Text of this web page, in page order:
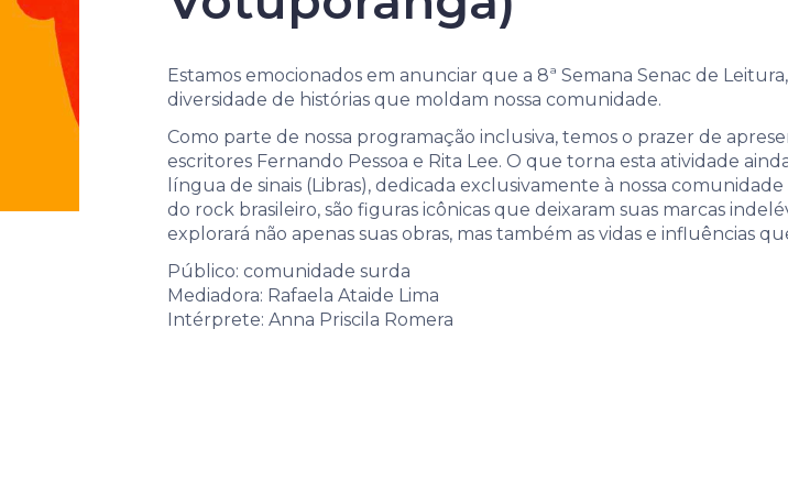
Estamos emocionados em anunciar que a 8ª Semana Senac de
diversidade de histórias que moldam nossa comunidade.
Como parte de nossa programação inclusiva, temos o prazer de
escritores Fernando Pessoa e Rita Lee. O que torna esta atividade
língua de sinais (Libras), dedicada exclusivamente à nossa
do rock brasileiro, são figuras icônicas que deixaram suas marcas
explorará não apenas suas obras, mas também as vidas e influências
Público: comunidade surda
Mediadora: Rafaela Ataide Lima
Intérprete: Anna Priscila Romera